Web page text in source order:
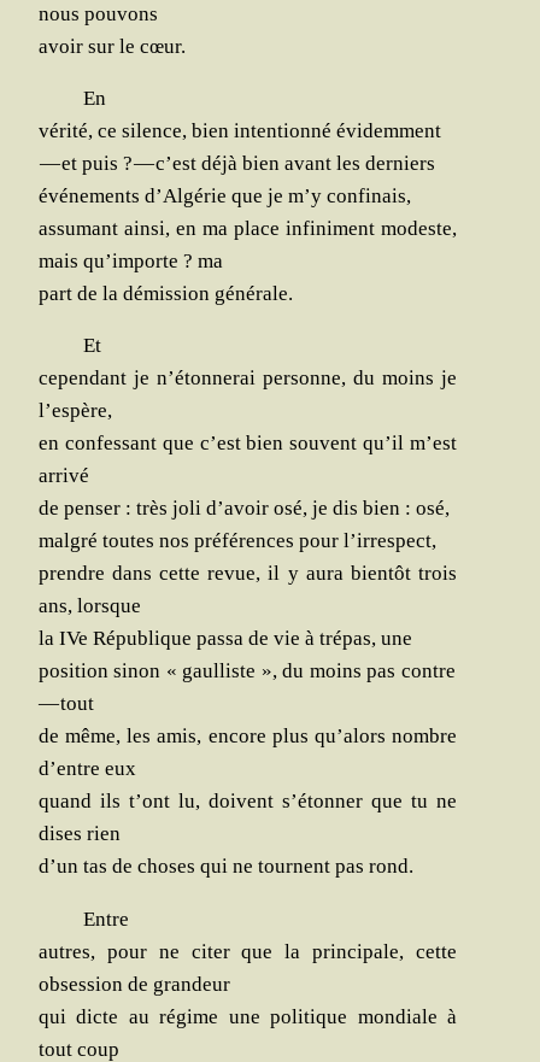
nous pouvons
avoir sur le cœur.
En
véri­té, ce silence, bien inten­tion­né évidemment
— et puis ? — c’est déjà bien avant les derniers
évé­ne­ments d’Algérie que je m’y confinais,
assu­mant ain­si, en ma place infi­ni­ment modeste,
mais qu’importe ? ma
part de la démis­sion générale.
Et
cepen­dant je n’étonnerai per­sonne, du moins je
l’espère,
en confes­sant que c’est bien sou­vent qu’il m’est
arrivé
de pen­ser : très joli d’avoir osé, je dis bien : osé,
mal­gré toutes nos pré­fé­rences pour l’irrespect,
prendre dans cette revue, il y aura bien­tôt trois
ans, lorsque
la IVe Répu­blique pas­sa de vie à tré­pas, une
posi­tion sinon « gaul­liste », du moins pas contre
— tout
de même, les amis, encore plus qu’alors nombre
d’entre eux
quand ils t’ont lu, doivent s’étonner que tu ne
dises rien
d’un tas de choses qui ne tournent pas rond.
Entre
autres, pour ne citer que la prin­ci­pale, cette
obses­sion de grandeur
qui dicte au régime une poli­tique mon­diale à
tout coup